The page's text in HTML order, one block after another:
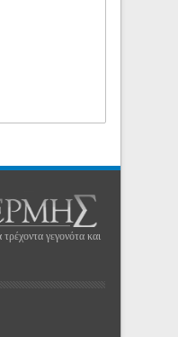
γεγονότα και